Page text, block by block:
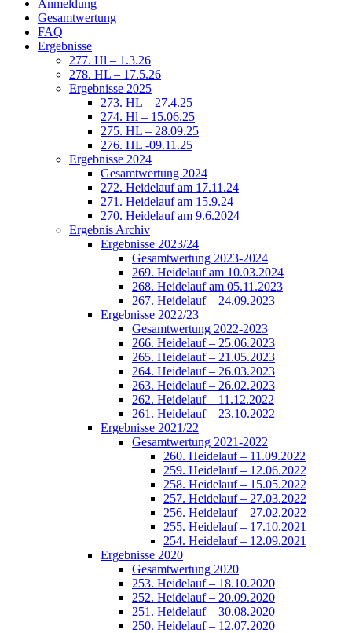
Anmeldung
Gesamtwertung
FAQ
Ergebnisse
277. Hl – 1.3.26
278. HL – 17.5.26
Ergebnisse 2025
273. HL – 27.4.25
274. Hl – 15.06.25
275. HL – 28.09.25
276. HL -09.11.25
Ergebnisse 2024
Gesamtwertung 2024
272. Heidelauf am 17.11.24
271. Heidelauf am 15.9.24
270. Heidelauf am 9.6.2024
Ergebnis Archiv
Ergebnisse 2023/24
Gesamtwertung 2023-2024
269. Heidelauf am 10.03.2024
268. Heidelauf am 05.11.2023
267. Heidelauf – 24.09.2023
Ergebnisse 2022/23
Gesamtwertung 2022-2023
266. Heidelauf – 25.06.2023
265. Heidelauf – 21.05.2023
264. Heidelauf – 26.03.2023
263. Heidelauf – 26.02.2023
262. Heidelauf – 11.12.2022
261. Heidelauf – 23.10.2022
Ergebnisse 2021/22
Gesamtwertung 2021-2022
260. Heidelauf – 11.09.2022
259. Heidelauf – 12.06.2022
258. Heidelauf – 15.05.2022
257. Heidelauf – 27.03.2022
256. Heidelauf – 27.02.2022
255. Heidelauf – 17.10.2021
254. Heidelauf – 12.09.2021
Ergebnisse 2020
Gesamtwertung 2020
253. Heidelauf – 18.10.2020
252. Heidelauf – 20.09.2020
251. Heidelauf – 30.08.2020
250. Heidelauf – 12.07.2020